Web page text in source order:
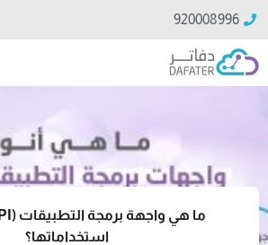
920008996
استخداماتها؟